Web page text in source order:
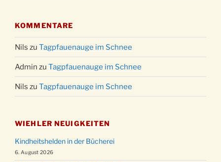
KOMMENTARE
Nils zu Tagpfauenauge im Schnee
Admin zu Tagpfauenauge im Schnee
Nils zu Tagpfauenauge im Schnee
WIEHLER NEUIGKEITEN
Kindheitshelden in der Bücherei
6. August 2026